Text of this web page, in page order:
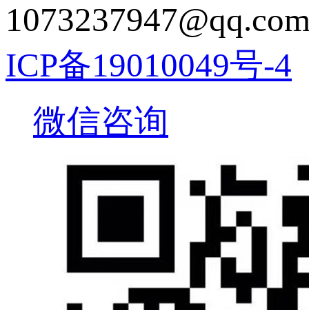
ICP备19010049号-4
微信咨询